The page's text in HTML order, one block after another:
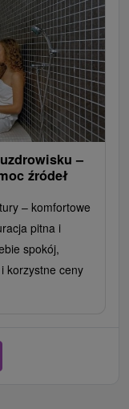
–
źródeł
– komfortowe
pitna i
spokój,
korzystne ceny